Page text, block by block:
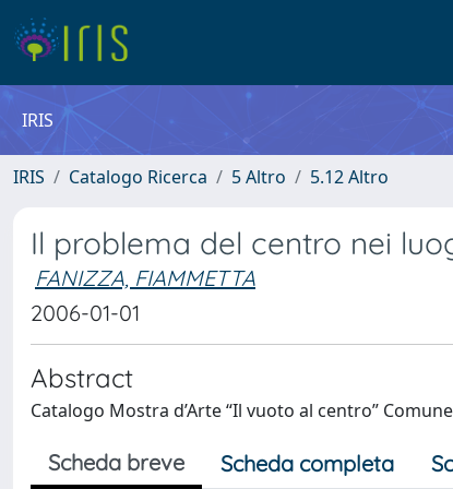
IRIS
IRIS Catalogo Ricerca 5 Altro 5.12 Altro
Il problema del centro nei
FANIZZA, FIAMMETTA
2006-01-01
Abstract
Catalogo Mostra d’Arte “Il vuoto al centro”
Scheda breve Scheda completa